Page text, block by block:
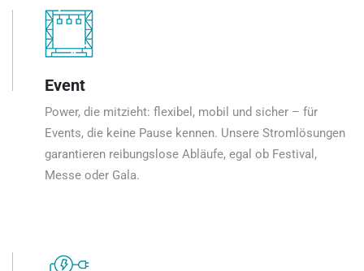
Event
Power, die mitzieht: flexibel, mobil und sicher – für
Events, die keine Pause kennen. Unsere Stromlösungen
garantieren reibungslose Abläufe, egal ob Festival,
Messe oder Gala.